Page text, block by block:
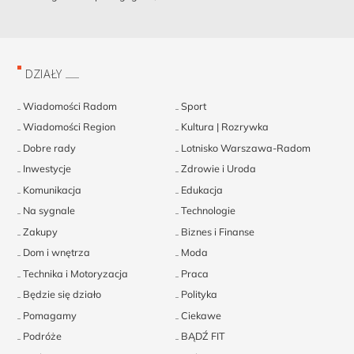
DZIAŁY
Wiadomości Radom
Sport
Wiadomości Region
Kultura | Rozrywka
Dobre rady
Lotnisko Warszawa-Radom
Inwestycje
Zdrowie i Uroda
Komunikacja
Edukacja
Na sygnale
Technologie
Zakupy
Biznes i Finanse
Dom i wnętrza
Moda
Technika i Motoryzacja
Praca
Będzie się działo
Polityka
Pomagamy
Ciekawe
Podróże
BĄDŹ FIT